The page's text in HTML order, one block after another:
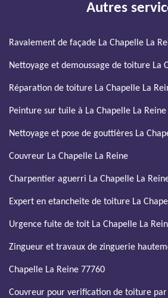
Autres
Ravalement de façade La Chapelle La
Nettoyage et demoussage de toiture La
Réparation de toiture La Chapelle La
Peinture sur tuile à La Chapelle La
Nettoyage et pose de gouttières La
Couvreur La Chapelle La Reine
Charpentier aguerri La Chapelle La
Expert en etancheite de toiture La
Urgence fuite de toit La Chapelle La
Zingueur et travaux de zinguerie
Chapelle La Reine 77760
Couvreur pour verification de toiture par